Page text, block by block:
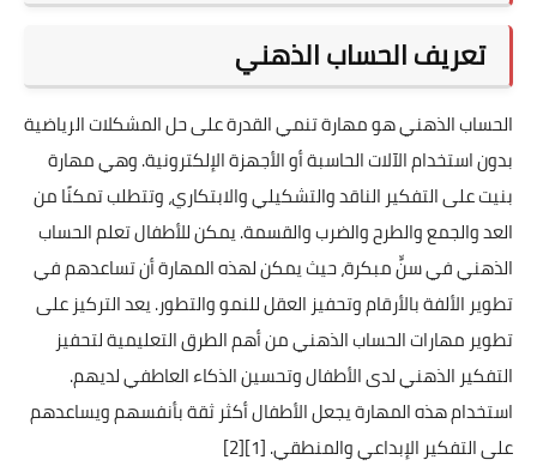
تعريف الحساب الذهني
الحساب الذهني هو مهارة تنمي القدرة على حل المشكلات الرياضية
بدون استخدام الآلات الحاسبة أو الأجهزة الإلكترونية. وهي مهارة
بنيت على التفكير الناقد والتشكيلي والابتكاري، وتتطلب تمكنًا من
العد والجمع والطرح والضرب والقسمة. يمكن للأطفال تعلم الحساب
الذهني في سنٍّ مبكرة، حيث يمكن لهذه المهارة أن تساعدهم في
تطوير الألفة بالأرقام وتحفيز العقل للنمو والتطور. يعد التركيز على
تطوير مهارات الحساب الذهني من أهم الطرق التعليمية لتحفيز
التفكير الذهني لدى الأطفال وتحسين الذكاء العاطفي لديهم.
استخدام هذه المهارة يجعل الأطفال أكثر ثقة بأنفسهم ويساعدهم
على التفكير الإبداعي والمنطقي.[1]
[2]